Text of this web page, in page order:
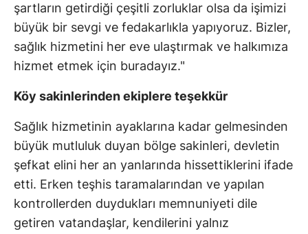
şartların getirdiği çeşitli zorluklar olsa da işimizi
büyük bir sevgi ve fedakarlıkla yapıyoruz. Bizler,
sağlık hizmetini her eve ulaştırmak ve halkımıza
hizmet etmek için buradayız."
Köy sakinlerinden ekiplere teşekkür
Sağlık hizmetinin ayaklarına kadar gelmesinden
büyük mutluluk duyan bölge sakinleri, devletin
şefkat elini her an yanlarında hissettiklerini ifade
etti. Erken teşhis taramalarından ve yapılan
kontrollerden duydukları memnuniyeti dile
getiren vatandaşlar, kendilerini yalnız